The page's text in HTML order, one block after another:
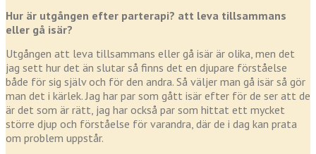
Hur är utgången efter parterapi? att leva tillsammans
eller gå isär?
Utgången att leva tillsammans eller gå isär är olika, men det
jag sett hur det än slutar så finns det en djupare förståelse
både för sig själv och för den andra. Så väljer man gå isär så gör
man det i kärlek. Jag har par som gått isär efter för de ser att de
är det som är rätt, jag har också par som hittat ett mycket
större djup och förståelse för varandra, där de i dag kan prata
om problem uppstår.